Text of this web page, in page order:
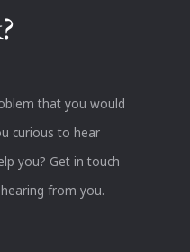
that you would
curious to hear
you? Get in touch
from you.